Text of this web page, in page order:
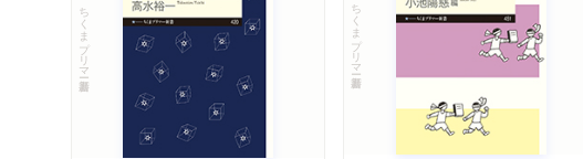
ちくまプリマー新書 ちくまプリマー新書